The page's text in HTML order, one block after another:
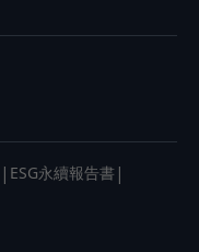
| ESG永續報告書 |